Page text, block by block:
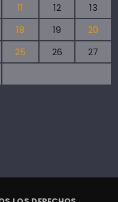
11 12
13
18 19
20
25 26
27